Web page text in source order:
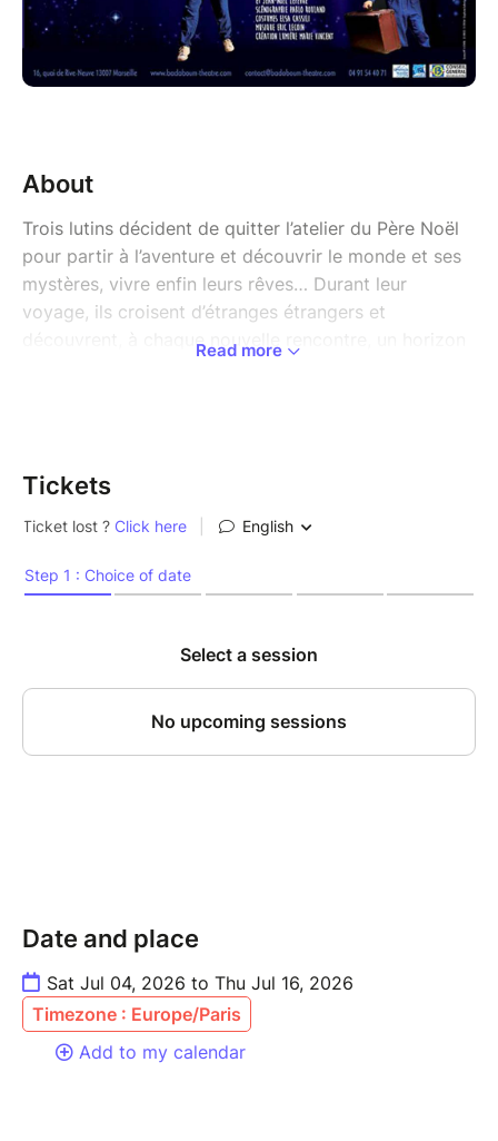
About
Trois lutins décident de quitter l’atelier du Père Noël
pour partir à l’aventure et découvrir le monde et ses
mystères, vivre enfin leurs rêves… Durant leur
voyage, ils croisent d’étranges étrangers et
découvrent, à chaque nouvelle rencontre, un horizon
aussi sur la liberté et la possibilité d’échapper à
oniriques et graphiques, où le spectateur compose
« Savez-vous lutins, que mon île est un jardin
rempli de lianes
et de bambous ?
Read more
Tickets
Date and place
Sat Jul 04, 2026 to Thu Jul 16, 2026
Timezone : Europe/Paris
Add to my calendar